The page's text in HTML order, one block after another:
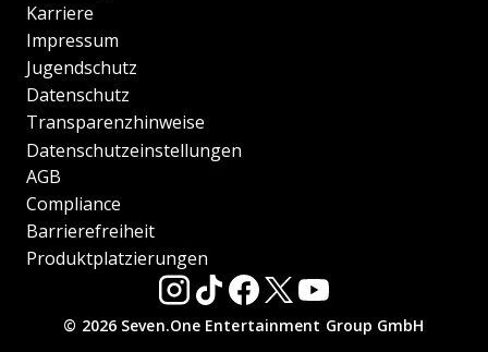
Karriere
Impressum
Jugendschutz
Datenschutz
Transparenzhinweise
Datenschutzeinstellungen
AGB
Compliance
Barrierefreiheit
Produktplatzierungen
© 2026 Seven.One Entertainment Group GmbH